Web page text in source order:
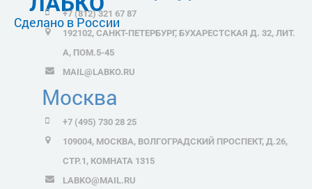
ЛАБКО
Сделано в России
Санкт-Петербург
А, ПОМ.5-45
MAIL@LABKO.RU
Москва